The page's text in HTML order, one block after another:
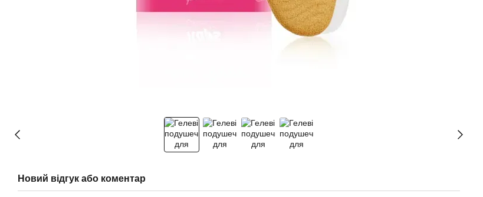
Новий відгук або коментар